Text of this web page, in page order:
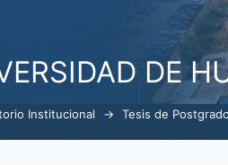
DE
Institucional → Tesis de Postgrado